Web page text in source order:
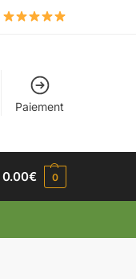
Paiement
0.00€ 0